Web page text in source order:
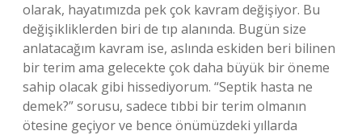
olarak, hayatımızda pek çok kavram değişiyor. Bu
değişikliklerden biri de tıp alanında. Bugün size
anlatacağım kavram ise, aslında eskiden beri bilinen
bir terim ama gelecekte çok daha büyük bir öneme
sahip olacak gibi hissediyorum. “Septik hasta ne
demek?” sorusu, sadece tıbbi bir terim olmanın
ötesine geçiyor ve bence önümüzdeki yıllarda